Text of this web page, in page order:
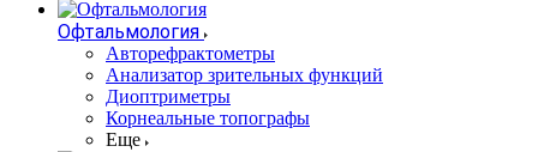
Офтальмология
Авторефрактометры
Анализатор зрительных функций
Диоптриметры
Корнеальные топографы
Еще